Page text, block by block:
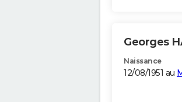
Georges
Naissance
12/08/1951 au